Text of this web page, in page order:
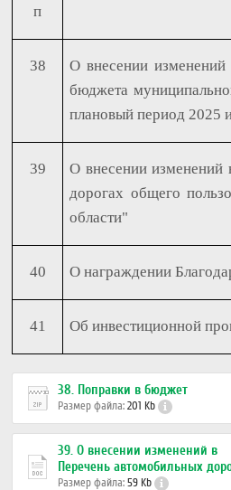
п
38
О внесении
бюджета
плановый период 2025
39
О внесении
дорогах общего
области"
40 О награждении
41 Об инвестиционной
38. Поправки в бюджет
Размер файла:201 Kb
39. О внесении изменений в
Перечень автомобильных
Размер файла:59 Kb